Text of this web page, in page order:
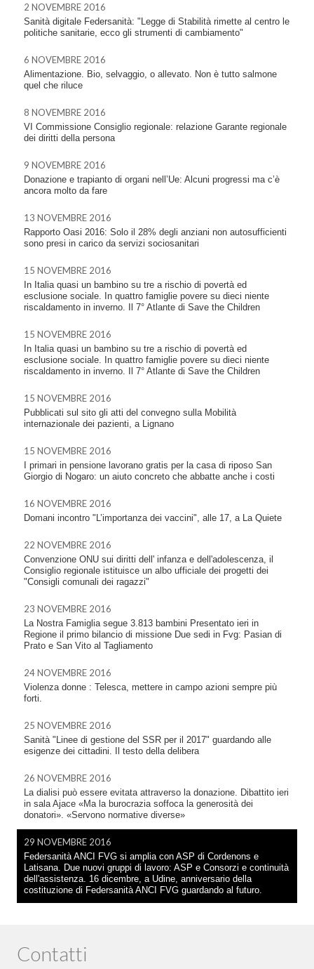
2 NOVEMBRE 2016
Sanità digitale Federsanità: "Legge di Stabilità rimette al centro le
politiche sanitarie, ecco gli strumenti di cambiamento"
6 NOVEMBRE 2016
Alimentazione. Bio, selvaggio, o allevato. Non è tutto salmone
quel che riluce
8 NOVEMBRE 2016
VI Commissione Consiglio regionale: relazione Garante regionale
dei diritti della persona
9 NOVEMBRE 2016
Donazione e trapianto di organi nell’Ue: Alcuni progressi ma c’è
ancora molto da fare
13 NOVEMBRE 2016
Rapporto Oasi 2016: Solo il 28% degli anziani non autosufficienti
sono presi in carico da servizi sociosanitari
15 NOVEMBRE 2016
In Italia quasi un bambino su tre a rischio di povertà ed
esclusione sociale. In quattro famiglie povere su dieci niente
riscaldamento in inverno. Il 7° Atlante di Save the Children
15 NOVEMBRE 2016
In Italia quasi un bambino su tre a rischio di povertà ed
esclusione sociale. In quattro famiglie povere su dieci niente
riscaldamento in inverno. Il 7° Atlante di Save the Children
15 NOVEMBRE 2016
Pubblicati sul sito gli atti del convegno sulla Mobilità
internazionale dei pazienti, a Lignano
15 NOVEMBRE 2016
I primari in pensione lavorano gratis per la casa di riposo San
Giorgio di Nogaro: un aiuto concreto che abbatte anche i costi
16 NOVEMBRE 2016
Domani incontro "L’importanza dei vaccini", alle 17, a La Quiete
22 NOVEMBRE 2016
Convenzione ONU sui diritti dell' infanza e dell'adolescenza, il
Consiglio regionale istituisce un albo ufficiale dei progetti dei
"Consigli comunali dei ragazzi"
23 NOVEMBRE 2016
La Nostra Famiglia segue 3.813 bambini Presentato ieri in
Regione il primo bilancio di missione Due sedi in Fvg: Pasian di
Prato e San Vito al Tagliamento
24 NOVEMBRE 2016
Violenza donne : Telesca, mettere in campo azioni sempre più
forti.
25 NOVEMBRE 2016
Sanità "Linee di gestione del SSR per il 2017" guardando alle
esigenze dei cittadini. Il testo della delibera
26 NOVEMBRE 2016
La dialisi può essere evitata attraverso la donazione. Dibattito ieri
in sala Ajace «Ma la burocrazia soffoca la generosità dei
donatori». «Servono normative diverse»
29 NOVEMBRE 2016
Federsanità ANCI FVG si amplia con ASP di Cordenons e
Latisana. Due nuovi gruppi di lavoro: ASP e Consorzi e continuità
dell'assistenza. 16 dicembre, a Udine, anniversario della
costituzione di Federsanità ANCI FVG guardando al futuro.
Contatti